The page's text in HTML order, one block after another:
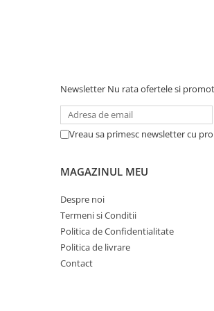
Senzatii/Dragoste
Senzatii/Erotic
Senzatii/Thriller
Teens Book Club
Newsletter Nu rata ofertele si
Vreau sa primesc newsletter cu
MAGAZINUL MEU
Despre noi
Termeni si Conditii
Politica de Confidentialitate
Politica de livrare
Contact